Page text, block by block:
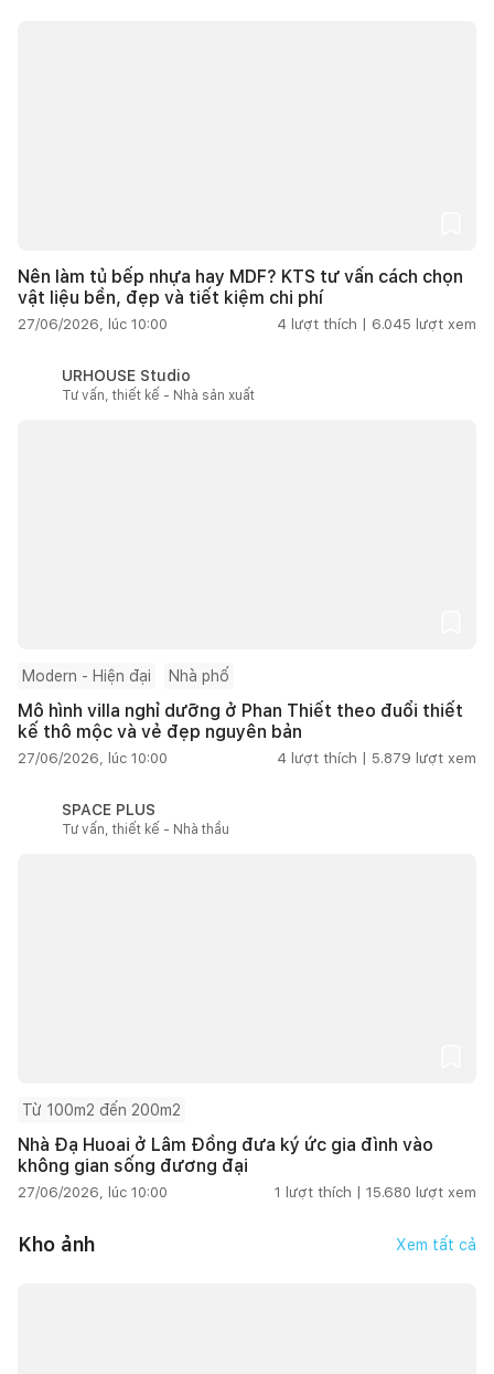
Nên làm tủ bếp nhựa hay MDF? KTS tư vấn cách chọn
vật liệu bền, đẹp và tiết kiệm chi phí
27/06/2026, lúc 10:00 4 lượt thích | 6.045 lượt xem
URHOUSE Studio
Tư vấn, thiết kế - Nhà sản xuất
Modern - Hiện đại Nhà phố
Mô hình villa nghỉ dưỡng ở Phan Thiết theo đuổi thiết
kế thô mộc và vẻ đẹp nguyên bản
27/06/2026, lúc 10:00 4 lượt thích | 5.879 lượt xem
SPACE PLUS
Tư vấn, thiết kế - Nhà thầu
Từ 100m2 đến 200m2
Nhà Đạ Huoai ở Lâm Đồng đưa ký ức gia đình vào
không gian sống đương đại
27/06/2026, lúc 10:00 1 lượt thích | 15.680 lượt xem
Kho ảnh Xem tất cả